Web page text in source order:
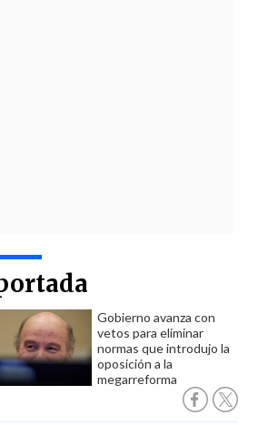
Gobierno avanza con
vetos para eliminar
normas que introdujo la
oposición a la
megarreforma